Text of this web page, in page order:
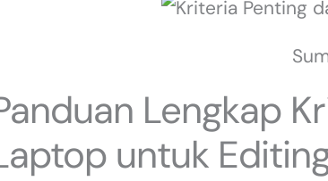
Lengkap
untuk